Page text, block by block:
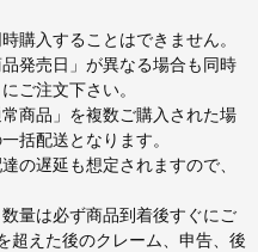
購入することはできません。
発売日」が異なる場合も同時
ご注文下さい。
商品」を複数ご購入された場
括配送となります。
の遅延も想定されますので、
量は必ず商品到着後すぐにご
超えた後のクレーム、申告、後